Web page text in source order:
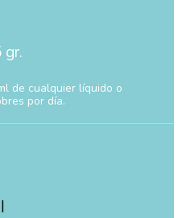
gr.
de cualquier líquido o
por día.